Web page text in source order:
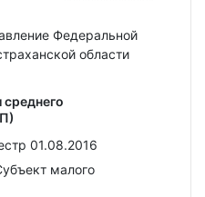
Федеральной
области
среднего
01.08.2016
малого